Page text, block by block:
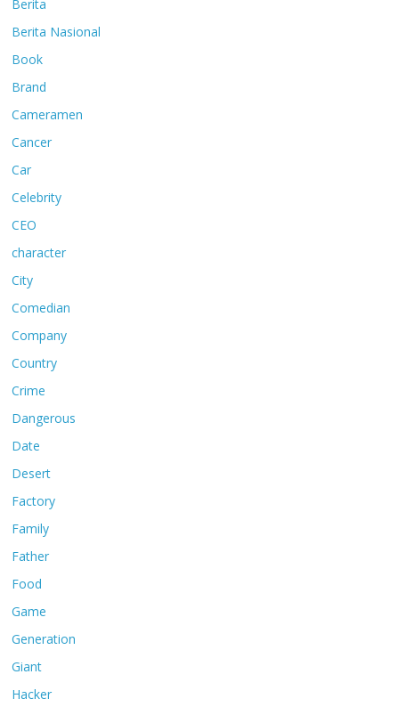
Berita
Berita Nasional
Book
Brand
Cameramen
Cancer
Car
Celebrity
CEO
character
City
Comedian
Company
Country
Crime
Dangerous
Date
Desert
Factory
Family
Father
Food
Game
Generation
Giant
Hacker